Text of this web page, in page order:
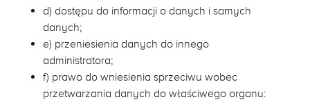
d) dostępu do informacji o danych i samych
danych;
e) przeniesienia danych do innego
administratora;
f) prawo do wniesienia sprzeciwu wobec
przetwarzania danych do właściwego organu: